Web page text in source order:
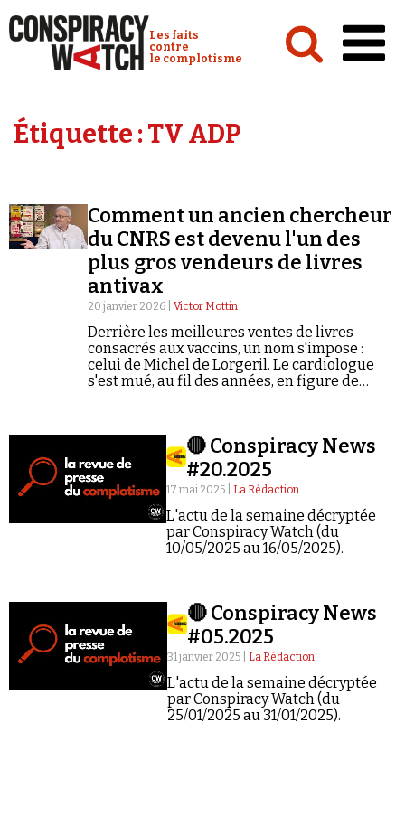
Conspiracy Watch :
Les faits
contre
le complotisme
Analyses
Vidéos
Émissions
Revues de presse
Faire un don
Demander à Vera
Étiquette :TV ADP
Comment un ancien chercheur
du CNRS est devenu l'un des
plus gros vendeurs de livres
antivax
20 janvier 2026 |Victor Mottin
Derrière les meilleures ventes de livres
consacrés aux vaccins, un nom s'impose :
celui de Michel de Lorgeril. Le cardiologue
s'est mué, au fil des années, en figure de
🔴 Conspiracy News
#20.2025
17 mai 2025 | La Rédaction
L'actu de la semaine décryptée
par Conspiracy Watch (du
10/05/2025 au 16/05/2025).
🔴 Conspiracy News
#05.2025
31 janvier 2025 | La Rédaction
L'actu de la semaine décryptée
par Conspiracy Watch (du
25/01/2025 au 31/01/2025).